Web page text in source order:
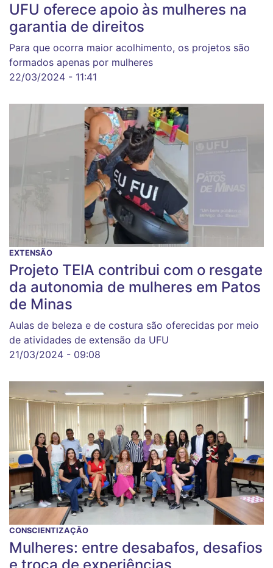
UFU oferece apoio às mulheres na
garantia de direitos
Para que ocorra maior acolhimento, os projetos são
formados apenas por mulheres
22/03/2024 - 11:41
EXTENSÃO
Projeto TEIA contribui com o resgate
da autonomia de mulheres em Patos
de Minas
Aulas de beleza e de costura são oferecidas por meio
de atividades de extensão da UFU
21/03/2024 - 09:08
CONSCIENTIZAÇÃO
Mulheres: entre desabafos, desafios